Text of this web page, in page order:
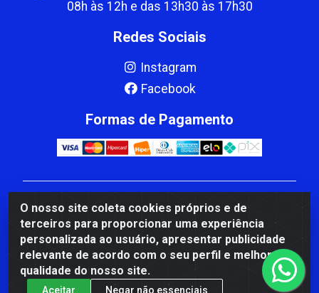
O nosso site coleta cookies próprios e de
terceiros para proporcionar uma experiência
personalizada ao usuário, apresentar publicidade
relevante de acordo com o seu perfil e melhorar a
qualidade do nosso site.
Aceitar Negar não essenciais
08h às 12h e das 13h30 às 17h30
Redes Sociais
Instagram
Facebook
Formas de Pagamento
CBP MACEDO COMERCIO PEÇAS LTDA Matriz - av
Mauro Miranda Madureira, 1249 - Coramara , Cachoeiro
de Itapemirim/ES - CEP 29.311-310 - CNPJ
00.502.680/0001-41